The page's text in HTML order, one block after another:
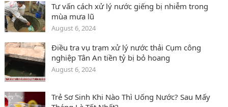
Tư vấn cách xử lý nước giếng bị nhiễm trong
mùa mưa lũ
August 6, 2024
Điều tra vụ trạm xử lý nước thải Cụm công
nghiệp Tân An tiền tỷ bị bỏ hoang
August 6, 2024
Trẻ Sơ Sinh Khi Nào Thì Uống Nước? Sau Mấy